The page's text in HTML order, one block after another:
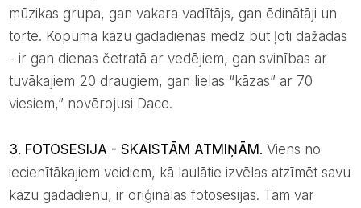
mūzikas grupa, gan vakara vadītājs, gan ēdinātāji un
torte. Kopumā kāzu gadadienas mēdz būt ļoti dažādas
- ir gan dienas četratā ar vedējiem, gan svinības ar
tuvākajiem 20 draugiem, gan lielas “kāzas” ar 70
viesiem,” novērojusi Dace.
3. FOTOSESIJA - SKAISTĀM ATMIŅĀM. Viens no
iecienītākajiem veidiem, kā laulātie izvēlas atzīmēt savu
kāzu gadadienu, ir oriģinālas fotosesijas. Tām var